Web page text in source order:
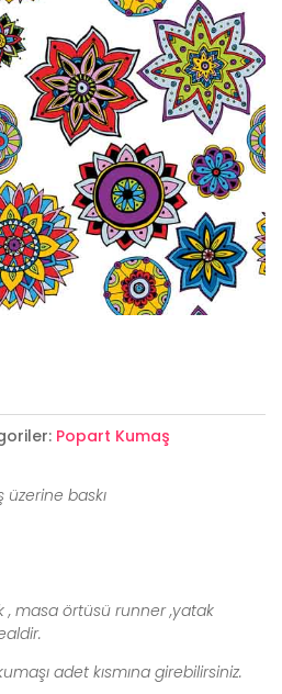
Popart Kumaş
baskı
, masa örtüsü runner ,yatak
adet kısmına girebilirsiniz.